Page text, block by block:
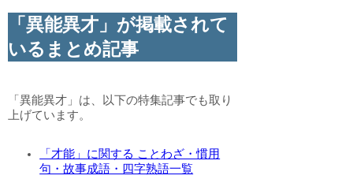
「異能異才」が掲載されて
いるまとめ記事
「異能異才」は、以下の特集記事でも取り
上げています。
「才能」に関する ことわざ・慣用
句・故事成語・四字熟語一覧